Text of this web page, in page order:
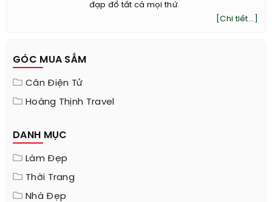
đạp đổ tất cả mọi thứ.
[Chi tiết...]
GÓC MUA SẮM
Cân Điện Tử
Hoàng Thịnh Travel
DANH MỤC
Làm Đẹp
Thời Trang
Nhà Đẹp